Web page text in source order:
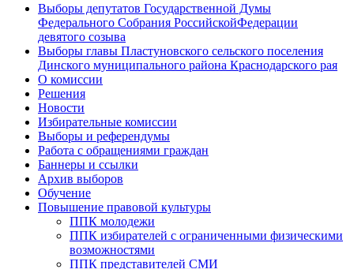
Выборы депутатов Государственной Думы
Федерального Собрания РоссийскойФедерации
девятого созыва
Выборы главы Пластуновского сельского поселения
Динского муниципального района Краснодарского рая
О комиссии
Решения
Новости
Избирательные комиссии
Выборы и референдумы
Работа с обращениями граждан
Баннеры и ссылки
Архив выборов
Обучение
Повышение правовой культуры
ППК молодежи
ППК избирателей с ограниченными физическими
возможностями
ППК представителей СМИ